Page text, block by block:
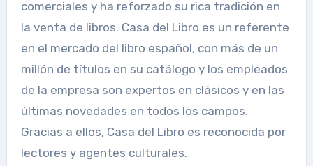
comerciales y ha reforzado su rica tradición en
la venta de libros. Casa del Libro es un referente
en el mercado del libro español, con más de un
millón de títulos en su catálogo y los empleados
de la empresa son expertos en clásicos y en las
últimas novedades en todos los campos.
Gracias a ellos, Casa del Libro es reconocida por
lectores y agentes culturales.